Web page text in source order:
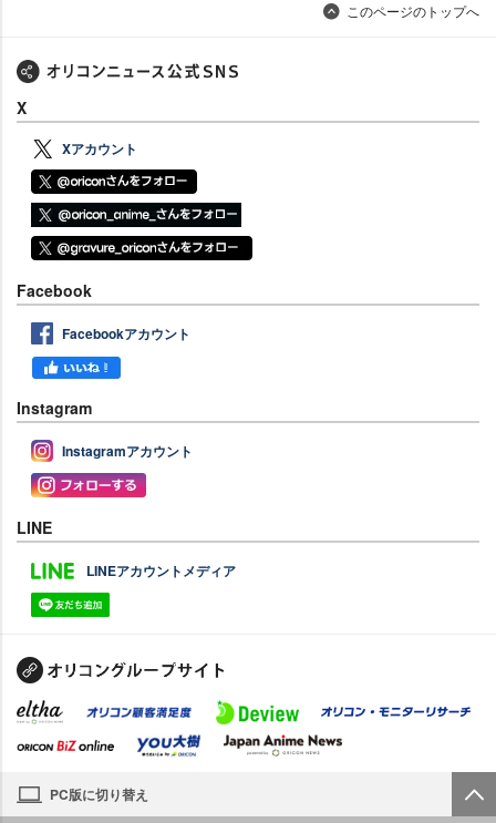
このページのトップへ
X
Xアカウント
Facebook
Facebookアカウント
Instagram
Instagramアカウント
LINE
LINEアカウントメディア
PC版に切り替え